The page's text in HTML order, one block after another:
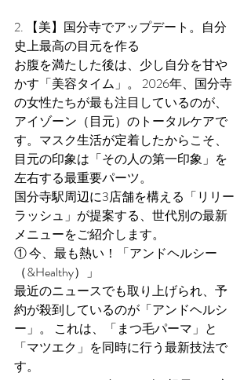
2. 【美】国分寺でアップデート。自分
史上最高の目元を作る
お腹を満たした後は、少し自分を甘や
かす「美容タイム」。 2026年、国分寺
の女性たちが最も注目しているのが、
アイゾーン（目元）のトータルケアで
す。マスク生活が定着したからこそ、
目元の印象は「その人の第一印象」を
左右する最重要パーツ。
国分寺駅周辺に3店舗を構える「リリー
ラッシュ」が提案する、世代別の最新
メニューをご紹介します。
① 今、最も熱い！「アンドヘルシー
（&Healthy）」
最近のニュースでも取り上げられ、予
約が殺到しているのが「アンドヘルシ
ー」。 これは、「まつ毛パーマ」と
「マツエク」を同時に行う最新技法で
す。